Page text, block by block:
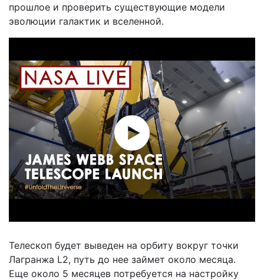
прошлое и проверить существующие модели
эволюции галактик и вселенной.
Телескоп будет выведен на орбиту вокруг точки
Лагранжа L2, путь до нее займет около месяца.
Еще около 5 месяцев потребуется на настройку